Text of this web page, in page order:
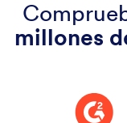
millones